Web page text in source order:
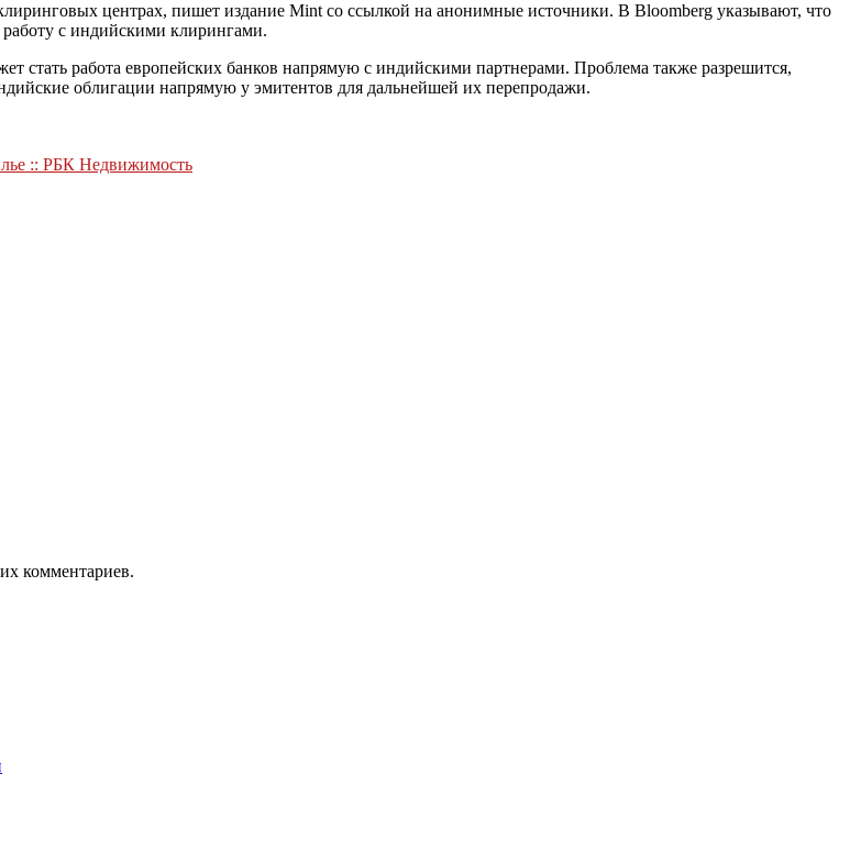
центрах, пишет издание Mint со ссылкой на анонимные источники. В Bloomberg указывают, что
с индийскими клирингами.
стать работа европейских банков напрямую с индийскими партнерами. Проблема также разрешится,
облигации напрямую у эмитентов для дальнейшей их перепродажи.
:: РБК Недвижимость
комментариев.